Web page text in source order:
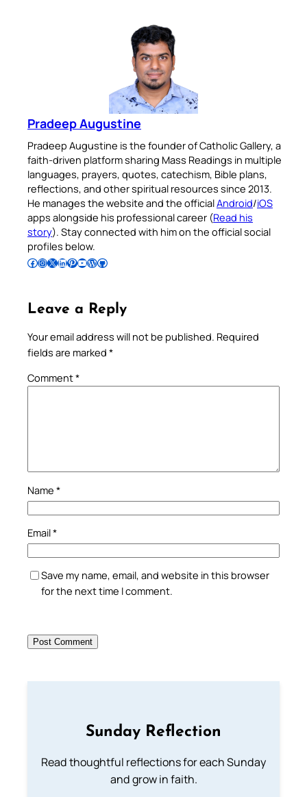
Pradeep Augustine
Pradeep Augustine is the founder of Catholic Gallery, a
faith-driven platform sharing Mass Readings in multiple
languages, prayers, quotes, catechism, Bible plans,
reflections, and other spiritual resources since 2013.
He manages the website and the officialAndroid/iOS
apps alongside his professional career (Read his
story). Stay connected with him on the official social
profiles below.
Follow Pradeep on Facebook Follow Pradeep on InstagramFollow Pradeep on X Follow Pradeep on LinkedIn Follow Pradeep on Pinterest Subscribe to Pradeep’s Youtube Channel Follow Pradeep on WordPress Follow Pradeep on GitHub
Leave a Reply
Your email address will not be published. Required
fields are marked *
Comment*
Name *
Email*
Save my name, email, and website in this browser
for the next time I comment.
Sunday Reflection
Read thoughtful reflections for each Sunday
and grow in faith.